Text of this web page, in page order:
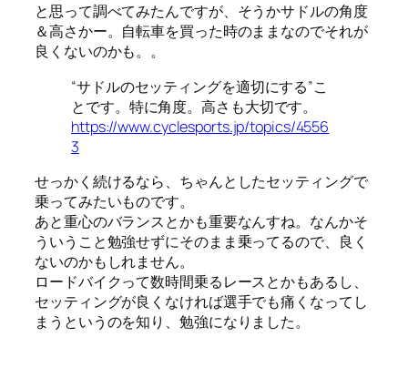
と思って調べてみたんですが、そうかサドルの角度
＆高さかー。自転車を買った時のままなのでそれが
良くないのかも。。
“サドルのセッティングを適切にする”こ
とです。特に角度。高さも大切です。
https://www.cyclesports.jp/topics/4556
3
せっかく続けるなら、ちゃんとしたセッティングで
乗ってみたいものです。
あと重心のバランスとかも重要なんすね。なんかそ
ういうこと勉強せずにそのまま乗ってるので、良く
ないのかもしれません。
ロードバイクって数時間乗るレースとかもあるし、
セッティングが良くなければ選手でも痛くなってし
まうというのを知り、勉強になりました。